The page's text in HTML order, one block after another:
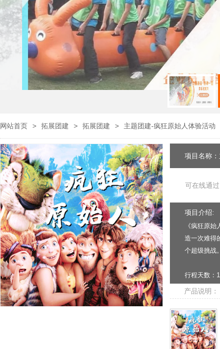
网站首页 > 拓展团建 > 拓展团建 > 主题团建-疯狂原始人体验活动
项目名称
可在线通
项目介绍:
《疯狂原
造一次难得
个超级挑战
行程天数：
产品说明：